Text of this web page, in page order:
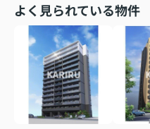
よく見られている物件